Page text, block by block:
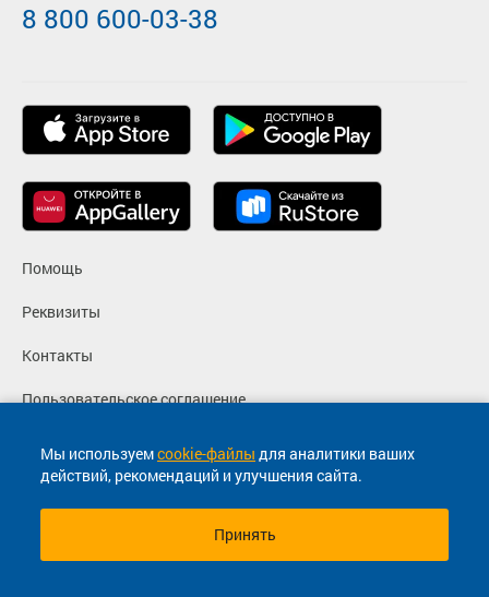
Мы используемcookie-файлы для аналитики ваших
действий, рекомендаций и улучшения сайта.
Принять
Помощь
Реквизиты
Контакты
Пользовательское соглашение
Политика конфиденциальности
Согласие на маркетинговые сообщения
8 800 600-03-38
© 2013-2026, ООО "Капитал"- Онлайн сервис продажи